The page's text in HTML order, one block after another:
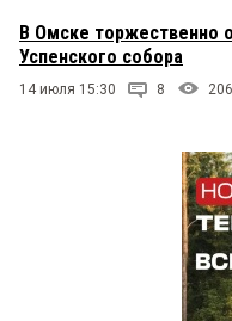
В Омске торжественно
Успенского собора
14 июля 15:30 8